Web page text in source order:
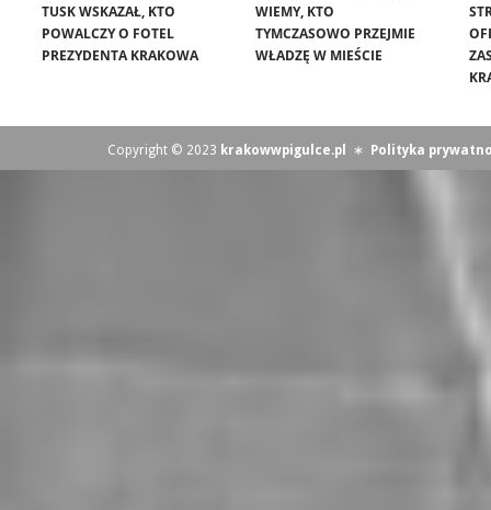
TUSK WSKAZAŁ, KTO
POWALCZY O FOTEL
PREZYDENTA KRAKOWA
WIEMY, KTO
TYMCZASOWO PRZEJMIE
WŁADZĘ W MIEŚCIE
Copyright © 2023 krakowwpigulce.pl ∗ Polityka